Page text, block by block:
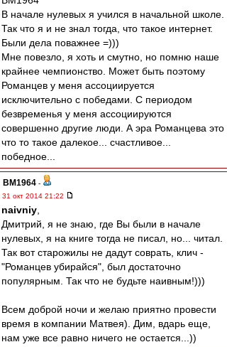
В начале нулевых я учился в начальной школе.
Так что я и не знал тогда, что такое интернет.
Были дела поважнее =)))
Мне повезло, я хоть и смутно, но помню наше
крайнее чемпионство. Может быть поэтому
Романцев у меня ассоциируется
исключительно с победами. С периодом
безвременья у меня ассоциируются
совершенно другие люди. А эра Романцева это
что то такое далекое... счастливое...
победное...
BM1964 -
31 окт 2014 21:22
naivniy
Дмитрий, я не знаю, где Вы были в начале
нулевых, я на книге тогда не писал, но... читал.
Так вот старожилы не дадут соврать, клич -
"Романцев убирайся", был достаточно
популярным. Так что не будьте наивным!)))
Всем доброй ночи и желаю приятно провести
время в компании Матвея). Дим, вдарь еще,
нам уже все равно ничего не остается...))